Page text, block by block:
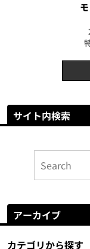
サイト内検索
アーカイブ
カテゴリから探す